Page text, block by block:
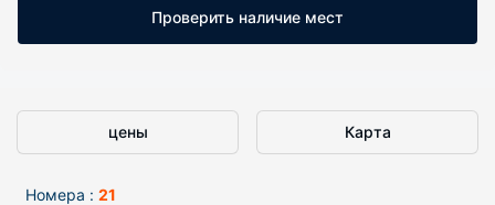
Проверить наличие мест
цены Карта
Номера : 21